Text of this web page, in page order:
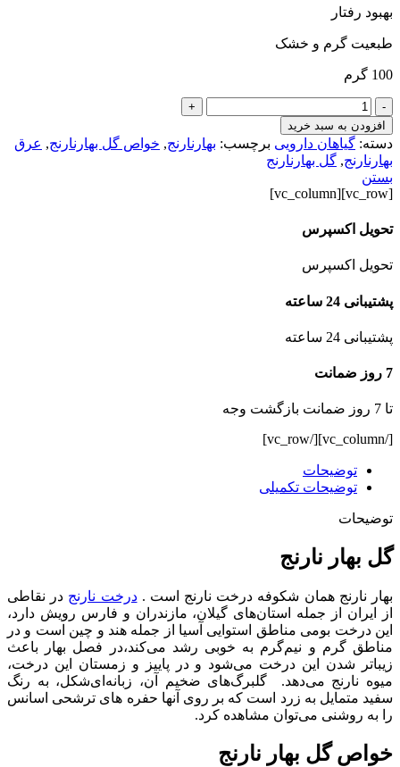
بهبود رفتار
طبعیت گرم و خشک
100 گرم
-
+
افزودن به سبد خرید
دسته: گیاهان دارویی برچسب: بهارنارنج, خواص گل بهارنارنج, عرق
بهارنارنج, گل بهارنارنج
بستن
[vc_row][vc_column]
تحویل اکسپرس
تحویل اکسپرس
پشتیبانی 24 ساعته
پشتیبانی 24 ساعته
7 روز ضمانت
تا 7 روز ضمانت بازگشت وجه
[/vc_column][/vc_row]
توضیحات
توضیحات تکمیلی
توضیحات
گل بهار نارنج
بهار نارنج همان شکوفه درخت نارنج است .درخت نارنج در نقاطی
از ایران از جمله استان‌های گیلان، مازندران و فارس رویش دارد،
این درخت بومی مناطق استوایی آسیا از جمله هند و چین است و در
مناطق گرم و نیم‌گرم به خوبی رشد می‌کند،در فصل بهار باعث
زیباتر شدن این درخت می‌شود و در پاییز و زمستان این درخت،
میوه نارنج می‌دهد. گلبرگ‌های ضخیم آن، زبانه‌ای‌شکل، به رنگ
سفید متمایل به زرد است که بر روی آنها حفره ‌های ترشحی اسانس
را به روشنی می‌توان مشاهده‌ کرد.
خواص گل بهار نارنج